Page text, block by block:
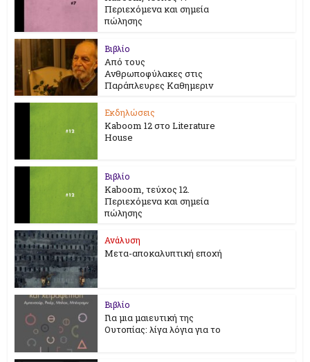
Περιεχόμενα και σημεία
πώλησης
Βιβλίο
Από τους
Ανθρωποφύλακες στις
Παράπλευρες Καθημεριν
Εκδηλώσεις
Kaboom 12 στο Literature
House
Βιβλίο
Kaboom, τεύχος 12.
Περιεχόμενα και σημεία
πώλησης
Ανάλυση
Μετα-αποκαλυπτική εποχή
Βιβλίο
Για μια μαιευτική της
Ουτοπίας: λίγα λόγια για το